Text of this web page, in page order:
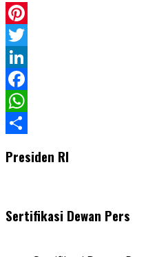
Pinterest
Twitter
LinkedIn
Facebook
WhatsApp
Presiden RI
Sertifikasi Dewan Pers